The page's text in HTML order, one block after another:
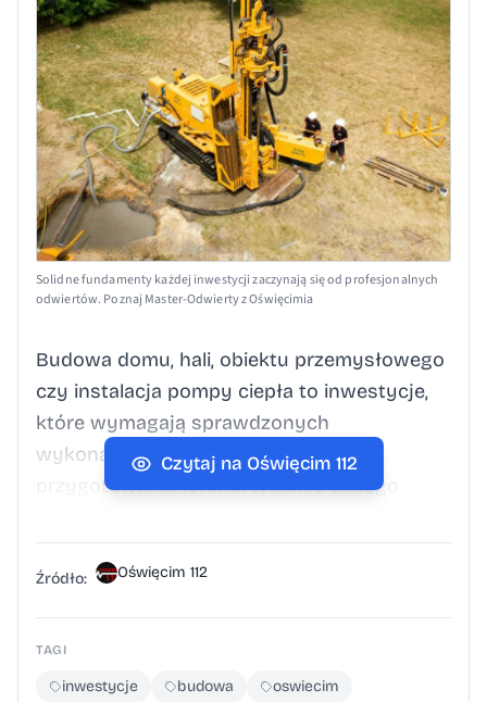
Solidne fundamenty każdej inwestycji zaczynają się od profesjonalnych
odwiertów. Poznaj Master-Odwierty z Oświęcimia
Budowa domu, hali, obiektu przemysłowego
czy instalacja pompy ciepła to inwestycje,
które wymagają sprawdzonych
wykonawców i odpowiedniego
przygotowania terenu. Właśnie dlatego
wybiera firmę Master-Odwierty, która od lat
specjalizuje się w profesjonalnych
odwiertach oraz kompleksowych pracach
ziemnych. Dzięki doświadczeniu,
nowoczesnemu zapleczu technicznemu oraz
Czytaj na Oświęcim 112
Źródło: Oświęcim 112
TAGI
inwestycje budowa oswiecim